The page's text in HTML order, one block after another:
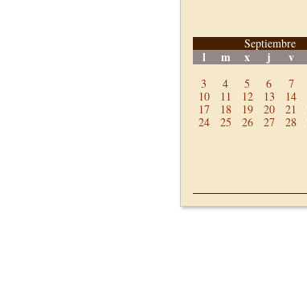
Septiembre
l m x j v
3
4 5 6 7
10
11 12 13 14
17
18 19 20 21
24
25 26 27 28